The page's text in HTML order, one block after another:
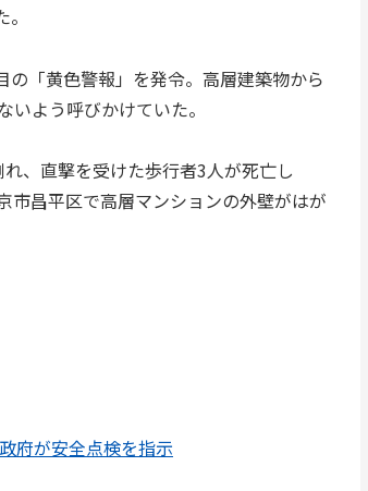
「黄色警報」を発令。高層建築物から
よう呼びかけていた。
、直撃を受けた歩行者3人が死亡し
市昌平区で高層マンションの外壁がはが
府が安全点検を指示